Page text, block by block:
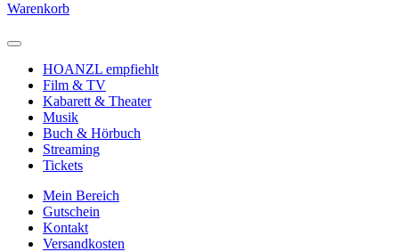
Warenkorb
HOANZL empfiehlt
Film & TV
Kabarett & Theater
Musik
Buch & Hörbuch
Streaming
Tickets
Mein Bereich
Gutschein
Kontakt
Versandkosten